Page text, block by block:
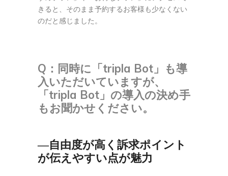
きると、そのまま予約するお客様も少なくない
のだと感じました。
Q： 同時に「tripla Bot」も導
入いただいていますが、
「tripla Bot」の導入の決め手
もお聞かせください。
―自由度が高く訴求ポイント
が伝えやすい点が魅力